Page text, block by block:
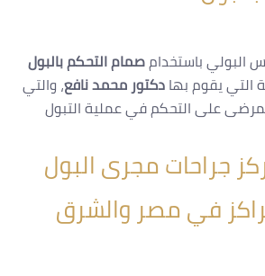
البولي باستخدامصمام التحكم بالبول
التي يقوم بهادكتور محمد نافع، والتي
على التحكم في عملية التبول
جراحات مجرى البول
في مصر والشرق